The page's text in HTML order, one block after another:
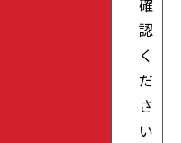
確
認
く
だ
さ
い